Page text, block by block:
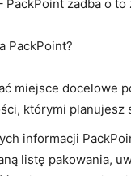
PackPoint zadba o to​
PackPoint?
miejsce docelowe
którymi planujesz
informacji
​listę pakowania,